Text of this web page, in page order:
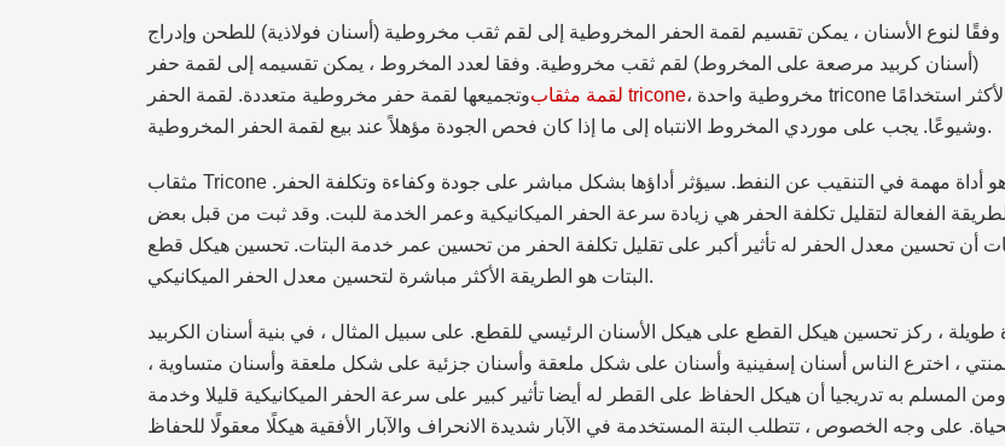
وفقًا لنوع الأسنان ، يمكن تقسيم لقمة الحفر المخروطية إلى لقم ثقب مخروطية (أسنان فولاذية) للطحن وإدراج
(أسنان كربيد مرصعة على المخروط) لقم ثقب مخروطية. وفقا لعدد المخروط ، يمكن تقسيمه إلى لقمة حفر
مخروطية واحدة ،لقمة مثقاب tricone
وتجميعها لقمة حفر مخروطية متعددة. لقمة الحفر tricone هي الأكثر استخدامًا
وشيوعًا. يجب على موردي المخروط الانتباه إلى ما إذا كان فحص الجودة مؤهلاً عند بيع لقمة الحفر المخروطية.
مثقاب Tricone هو أداة مهمة في التنقيب عن النفط. سيؤثر أداؤها بشكل مباشر على جودة وكفاءة وتكلفة الحفر.
الفعالة لتقليل تكلفة الحفر هي زيادة سرعة الحفر الميكانيكية وعمر الخدمة للبت. وقد ثبت من قبل بعض
أن تحسين معدل الحفر له تأثير أكبر على تقليل تكلفة الحفر من تحسين عمر خدمة البتات. تحسين هيكل قطع
البتات هو الطريقة الأكثر مباشرة لتحسين معدل الحفر الميكانيكي.
طويلة ، ركز تحسين هيكل القطع على هيكل الأسنان الرئيسي للقطع. على سبيل المثال ، في بنية أسنان الكربيد
، اخترع الناس أسنان إسفينية وأسنان على شكل ملعقة وأسنان جزئية على شكل ملعقة وأسنان متساوية ،
ومن المسلم به تدريجيا أن هيكل الحفاظ على القطر له أيضا تأثير كبير على سرعة الحفر الميكانيكية قليلا وخدمة
على وجه الخصوص ، تتطلب البتة المستخدمة في الآبار شديدة الانحراف والآبار الأفقية هيكلًا معقولًا للحفاظ